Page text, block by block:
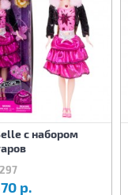
с набором
р.